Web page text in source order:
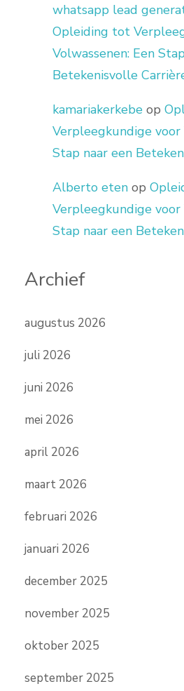
whatsapp lead
Opleiding tot
Volwassenen: Een
Betekenisvolle
kamariakerkebe op
Verpleegkundige voor
Stap naar een
Alberto eten op
Verpleegkundige voor
Stap naar een
Archief
augustus 2026
juli 2026
juni 2026
mei 2026
april 2026
maart 2026
februari 2026
januari 2026
december 2025
november 2025
oktober 2025
september 2025